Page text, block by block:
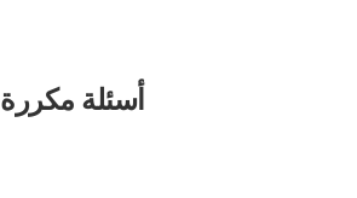
أسئلة مكررة